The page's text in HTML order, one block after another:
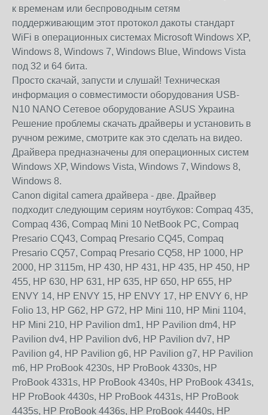
к временам или беспроводным сетям
поддерживающим этот протокол дакоты стандарт
WiFi в операционных системах Microsoft Windows XP,
Windows 8, Windows 7, Windows Blue, Windows Vista
под 32 и 64 бита.
Просто скачай, запусти и слушай! Техническая
информация о совместимости оборудования USB-
N10 NANO Сетевое оборудование ASUS Украина
Решение проблемы скачать драйверы и установить в
ручном режиме, смотрите как это сделать на видео.
Драйвера предназначены для операционных систем
Windows XP, Windows Vista, Windows 7, Windows 8,
Windows 8.
Canon digital camera драйвера - две. Драйвер
подходит следующим сериям ноутбуков: Compaq 435,
Compaq 436, Compaq Mini 10 NetBook PC, Compaq
Presario CQ43, Compaq Presario CQ45, Compaq
Presario CQ57, Compaq Presario CQ58, HP 1000, HP
2000, HP 3115m, HP 430, HP 431, HP 435, HP 450, HP
455, HP 630, HP 631, HP 635, HP 650, HP 655, HP
ENVY 14, HP ENVY 15, HP ENVY 17, HP ENVY 6, HP
Folio 13, HP G62, HP G72, HP Mini 110, HP Mini 1104,
HP Mini 210, HP Pavilion dm1, HP Pavilion dm4, HP
Pavilion dv4, HP Pavilion dv6, HP Pavilion dv7, HP
Pavilion g4, HP Pavilion g6, HP Pavilion g7, HP Pavilion
m6, HP ProBook 4230s, HP ProBook 4330s, HP
ProBook 4331s, HP ProBook 4340s, HP ProBook 4341s,
HP ProBook 4430s, HP ProBook 4431s, HP ProBook
4435s, HP ProBook 4436s, HP ProBook 4440s, HP